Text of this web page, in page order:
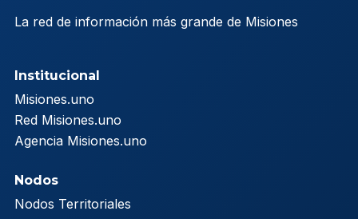
La red de información más grande de Misiones
Institucional
Misiones.uno
Red Misiones.uno
Agencia Misiones.uno
Nodos
Nodos Territoriales